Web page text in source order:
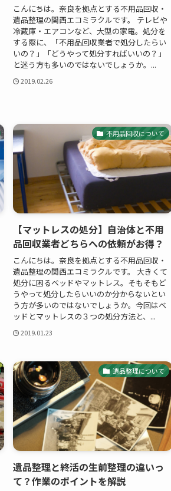
こんにちは。奈良を拠点とする不用品回収・
遺品整理の関西エコミラクルです。 テレビや
冷蔵庫・エアコンなど、大型の家電。処分を
する際に、「不用品回収業者で処分したらい
いの？」「どうやって処分すればいいの？」
と迷う方も多いのではないでしょうか。...
2019.02.26
不用品回収について
【マットレスの処分】自治体と不用
品回収業者どちらへの依頼がお得？
こんにちは。奈良を拠点とする不用品回収・
遺品整理の関西エコミラクルです。 大きくて
処分に困るベッドやマットレス。そもそもど
うやって処分したらいいのか分からないとい
う方が多いのではないでしょうか。今回はベ
ッドとマットレスの３つの処分方法と、...
2019.01.23
遺品整理について
遺品整理と終活の生前整理の違いっ
て？作業のポイントを解説